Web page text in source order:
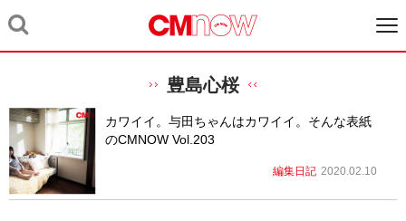
豊島心桜
カワイイ。与田ちゃんはカワイイ。そんな表紙
のCMNOW Vol.203
編集日記 2020.02.10